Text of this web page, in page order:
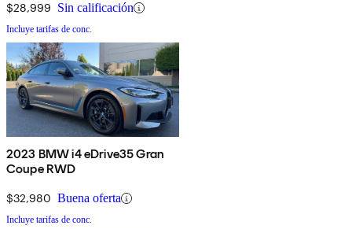
$28,999 Sin calificación
Incluye tarifas de conc.
2023 BMW i4 eDrive35 Gran
Coupe RWD
$32,980 Buena oferta
Incluye tarifas de conc.